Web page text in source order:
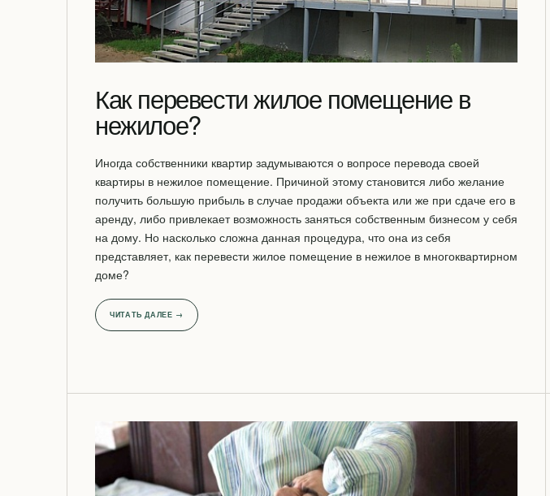
Как перевести жилое помещение в
нежилое?
Иногда собственники квартир задумываются о вопросе перевода своей
квартиры в нежилое помещение. Причиной этому становится либо желание
получить большую прибыль в случае продажи объекта или же при сдаче его в
аренду, либо привлекает возможность заняться собственным бизнесом у себя
на дому. Но насколько сложна данная процедура, что она из себя
представляет, как перевести жилое помещение в нежилое в многоквартирном
доме?
ЧИТАТЬ ДАЛЕЕ →